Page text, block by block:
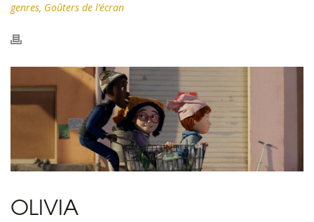
genres, Goûters de l’écran
OLIVIA